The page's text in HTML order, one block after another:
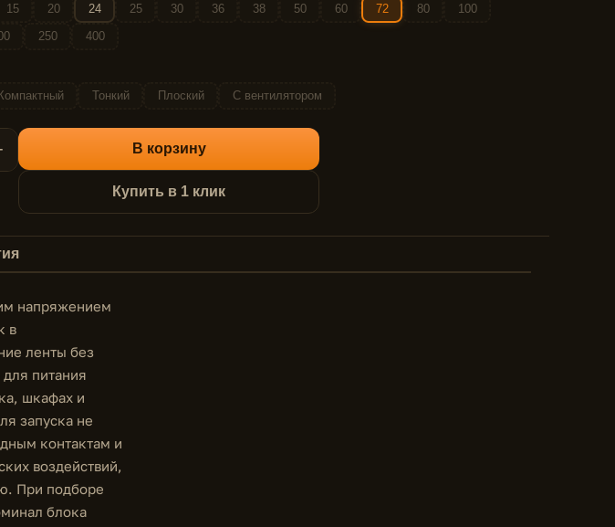
15 20 24 25 30 36 38 50 60 72 80
100
250 400
Компактный Тонкий Плоский С вентилятором
В корзину
Купить в 1 клик
напряжением
в
ленты без
питания
шкафах и
запуска не
контактам и
воздействий,
При подборе
блока